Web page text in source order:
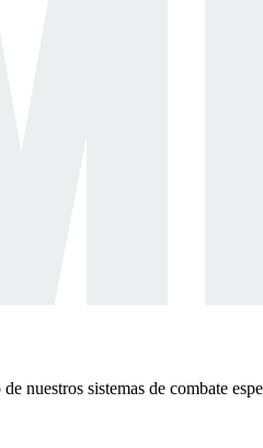
nuestros sistemas de combate